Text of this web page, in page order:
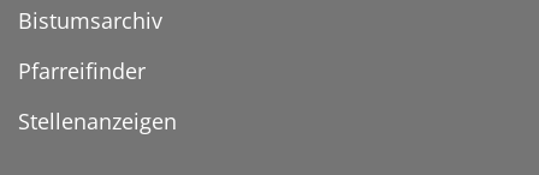
Bistumsarchiv
Pfarreifinder
Stellenanzeigen